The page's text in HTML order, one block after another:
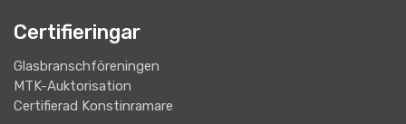
Certifieringar
Glasbranschföreningen
MTK-Auktorisation
Certifierad Konstinramare